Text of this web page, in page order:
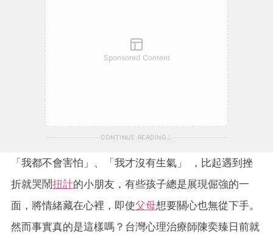
Sponsored Content
CONTINUE READING
「我都不會害怕」、「我才沒有生氣」 ，比起遇到挫
折就哭鬧扭計的小朋友，有些孩子總是展現倔強的一
面，將情緒藏在心裡，即使父母想要關心也無從下手。
然而事實真的是這樣嗎？台灣心理治療師陳奕臻日前就